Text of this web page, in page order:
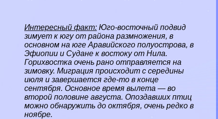
Интересный факт: Юго-восточный подвид
зимует к югу от района размножения, в
основном на юге Аравийского полуострова, в
Эфиопии и Судане к востоку от Нила.
Горихвостка очень рано отправляется на
зимовку. Миграция происходит с середины
июля и завершается где-то в конце
сентября. Основное время вылета — во
второй половине августа. Опоздавших птиц
можно обнаружить до октября, очень редко в
ноябре.